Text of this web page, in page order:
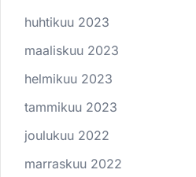
huhtikuu 2023
maaliskuu 2023
helmikuu 2023
tammikuu 2023
joulukuu 2022
marraskuu 2022